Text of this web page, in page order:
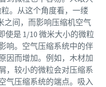
。从这个角度看，一缕
之间，而影响压缩机空气
使是 1/10 微米大小的微粒
响。空气压缩系统中的伴
因而增加。例如，木材加
，较小的微粒会对压缩系
气压缩系统的端点。吸入